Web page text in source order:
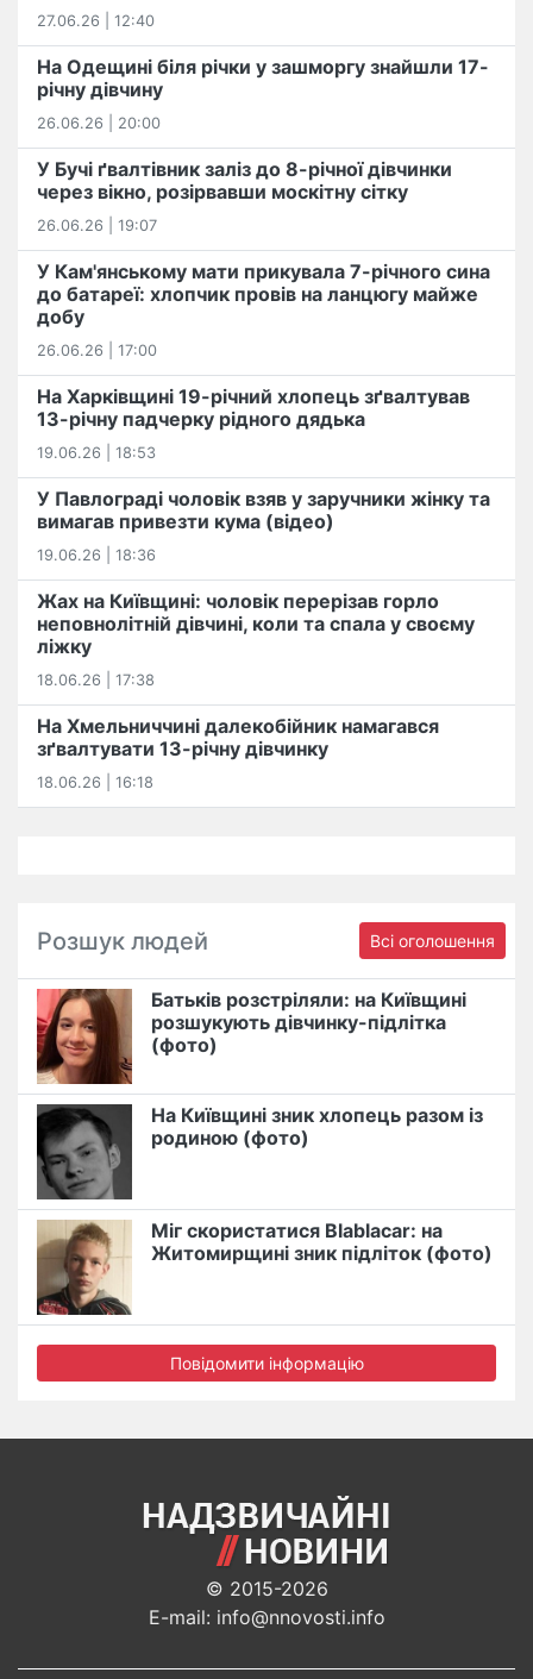
27.06.26 | 12:40
На Одещині біля річки у зашморгу знайшли 17-
річну дівчину
26.06.26 | 20:00
У Бучі ґвалтівник заліз до 8-річної дівчинки
через вікно, розірвавши москітну сітку
26.06.26 | 19:07
У Кам'янському мати прикувала 7-річного сина
до батареї: хлопчик провів на ланцюгу майже
добу
26.06.26 | 17:00
На Харківщині 19-річний хлопець​ ️зґвалтував
13-річну падчерку рідного дядька
19.06.26 | 18:53
У Павлограді чоловік взяв у заручники жінку та
вимагав привезти кума (відео)
19.06.26 | 18:36
Жах на Київщині: чоловік перерізав горло
неповнолітній дівчині, коли та спала у своєму
ліжку
18.06.26 | 17:38
На Хмельниччині далекобійник намагався
зґвалтувати 13-річну дівчинку
18.06.26 | 16:18
Розшук людей Всі оголошення
Батьків розстріляли: на Київщині
розшукують дівчинку-підлітка
(фото)
На Київщині зник хлопець разом із
родиною (фото)
Міг скористатися Blablacar: на
Житомирщині зник підліток (фото)
Повідомити інформацію
© 2015-2026
E-mail: info@nnovosti.info